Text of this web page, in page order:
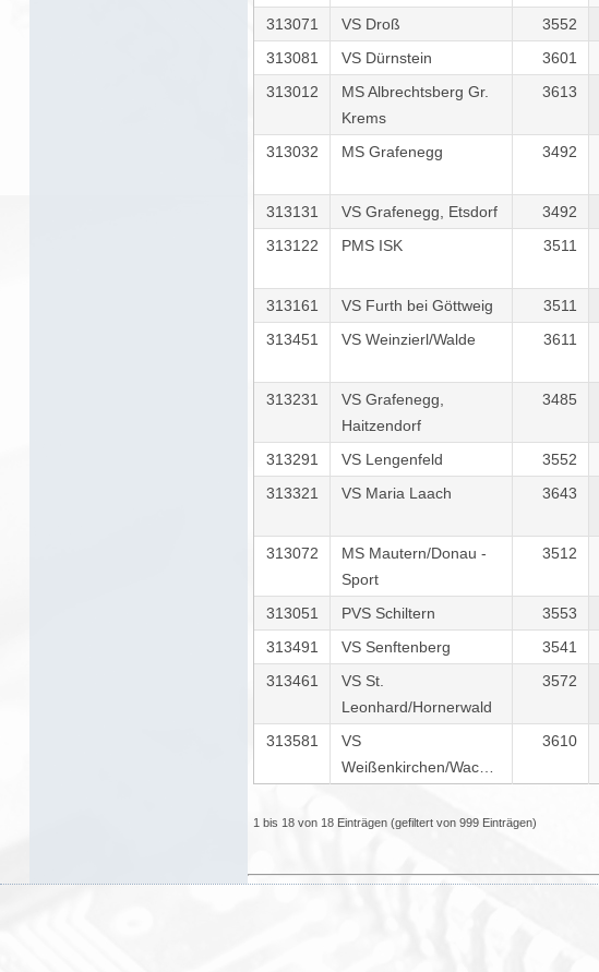
313071 VS Droß 3552
313081
VS Dürnstein 3601
313012
MS Albrechtsberg Gr.
Krems
3613
313032 MS Grafenegg 3492
313131 VS Grafenegg, Etsdorf 3492
313122
PMS ISK 3511
313161 VS Furth bei Göttweig 3511
313451
VS Weinzierl/Walde 3611
313231
VS Grafenegg,
Haitzendorf
3485
313291 VS Lengenfeld 3552
313321
VS Maria Laach 3643
313072
MS Mautern/Donau -
Sport
3512
313051 PVS Schiltern 3553
313491
VS Senftenberg 3541
313461
VS St.
Leonhard/Hornerwald
3572
313581
VS
Weißenkirchen/Wachau
3610
1 bis 18 von 18 Einträgen (gefiltert von 999 Einträgen)